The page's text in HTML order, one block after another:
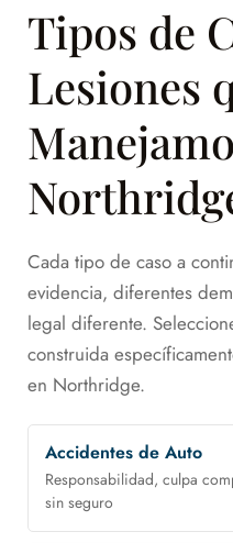
Tipos de
Lesiones
Cada tipo de caso a
evidencia, diferentes
legal diferente.
construida
en Northridge.
Accidentes de Auto
Responsabilidad, culpa
sin seguro